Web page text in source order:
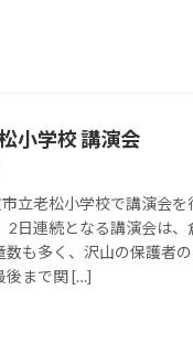
小学校 講演会
立老松小学校で講演会
2日連続となる講演会は
数も多く、沢山の保護者
後まで関 […]